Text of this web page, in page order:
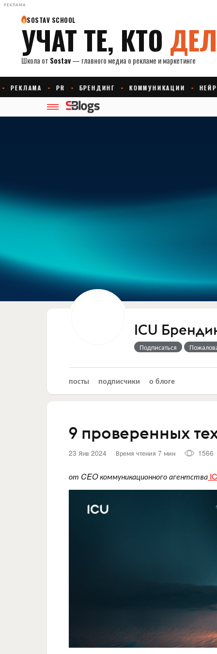
РЕКЛАМА
ICU
Подписаться
посты подписчики о блоге
9 проверенных
23 Янв 2024 Время чтения 7 мин 1566
от CEO коммуникационного агентства